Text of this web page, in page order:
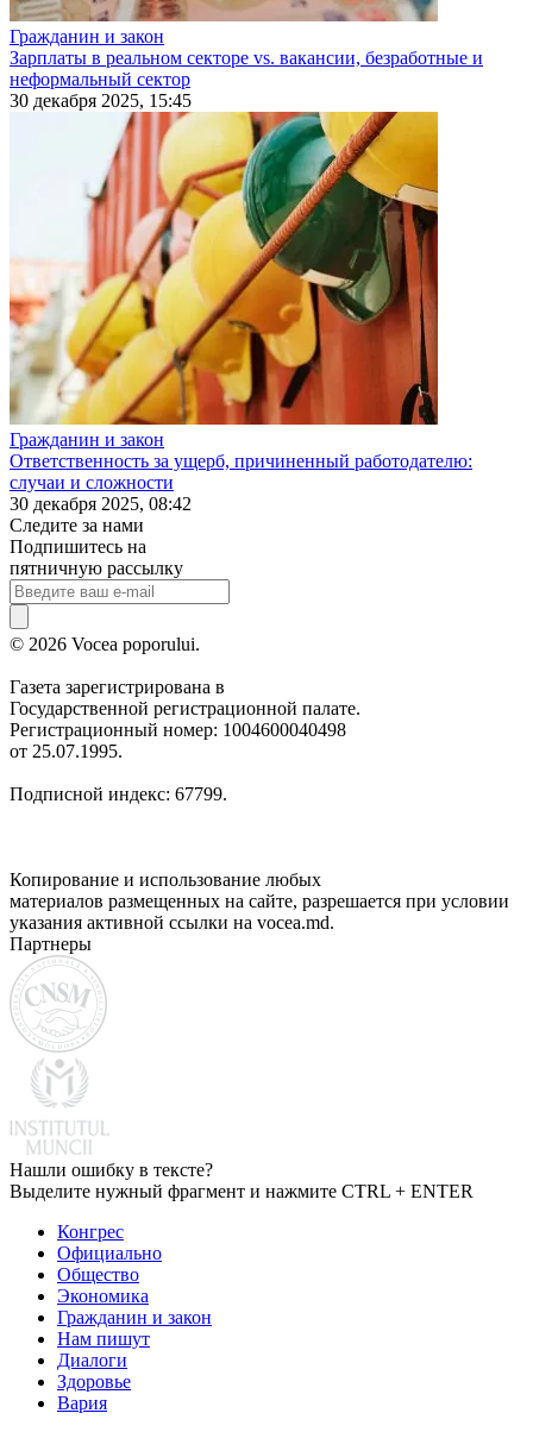
Гражданин и закон
Зарплаты в реальном секторе vs. вакансии, безработные и
неформальный сектор
30 декабря 2025, 15:45
Гражданин и закон
Ответственность за ущерб, причиненный работодателю:
случаи и сложности
30 декабря 2025, 08:42
Следите за нами
Подпишитесь на
пятничную рассылку
© 2026 Vocea poporului.
Газета зарегистрирована в
Государственной регистрационной палате.
Регистрационный номер: 1004600040498
от 25.07.1995.
Подписной индекс: 67799.
Копирование и использование любых
материалов размещенных на сайте, разрешается при условии
указания активной ссылки на vocea.md.
Партнеры
Нашли ошибку в тексте?
Выделите нужный фрагмент и нажмите CTRL + ENTER
Конгрес
Официально
Общество
Экономика
Гражданин и закон
Нам пишут
Диалоги
Здоровье
Вария